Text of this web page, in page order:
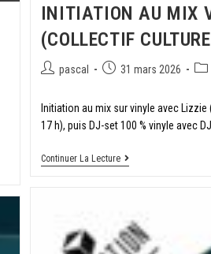
INITIATION AU MIX
(COLLECTIF
pascal 31 mars 2026
Initiation au mix sur vinyle avec
17 h), puis DJ-set 100 % vinyle avec
Continuer La Lecture